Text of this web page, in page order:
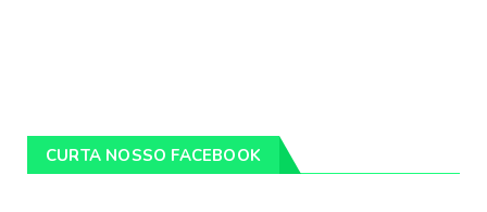
CURTA NOSSO FACEBOOK